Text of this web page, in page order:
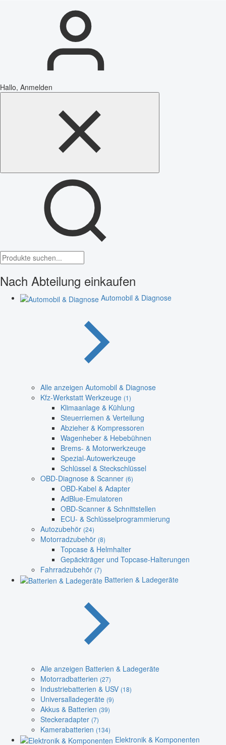
Hallo, Anmelden
Nach Abteilung einkaufen
Automobil & Diagnose
Alle anzeigen Automobil & Diagnose
Kfz-Werkstatt Werkzeuge (1)
Klimaanlage & Kühlung
Steuerriemen & Verteilung
Abzieher & Kompressoren
Wagenheber & Hebebühnen
Brems- & Motorwerkzeuge
Spezial-Autowerkzeuge
Schlüssel & Steckschlüssel
OBD-Diagnose & Scanner (6)
OBD-Kabel & Adapter
AdBlue-Emulatoren
OBD-Scanner & Schnittstellen
ECU- & Schlüsselprogrammierung
Autozubehör (24)
Motorradzubehör (8)
Topcase & Helmhalter
Gepäckträger und Topcase-Halterungen
Fahrradzubehör (7)
Batterien & Ladegeräte
Alle anzeigen Batterien & Ladegeräte
Motorradbatterien (27)
Industriebatterien & USV (18)
Universalladegeräte (9)
Akkus & Batterien (39)
Steckeradapter (7)
Kamerabatterien (134)
Elektronik & Komponenten